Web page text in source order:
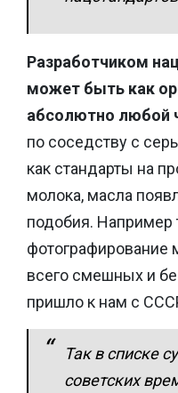
Разработчиком
может быть как
абсолютно любой
по соседству с
как стандарты на
молока, масла
подобия. Например
фотографирование
всего смешных и
пришло к нам с
Так в списке
советских